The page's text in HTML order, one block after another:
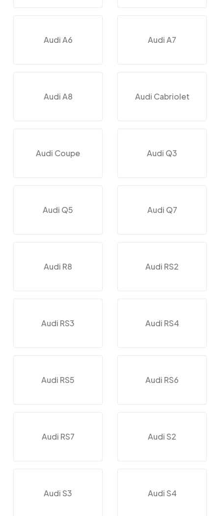
Audi A6 Audi A7
Audi A8 Audi Cabriolet
Audi Coupe Audi Q3
Audi Q5 Audi Q7
Audi R8 Audi RS2
Audi RS3 Audi RS4
Audi RS5 Audi RS6
Audi RS7 Audi S2
Audi S3 Audi S4